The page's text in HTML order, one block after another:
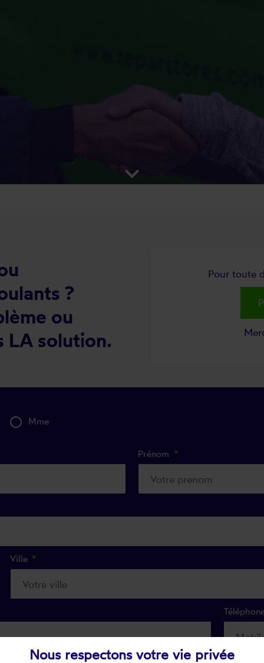
keyboard_arrow_down
?
ou
LA solution.
Pour toute
Mme
Prénom
Ville
Nous respectons votre vie privée